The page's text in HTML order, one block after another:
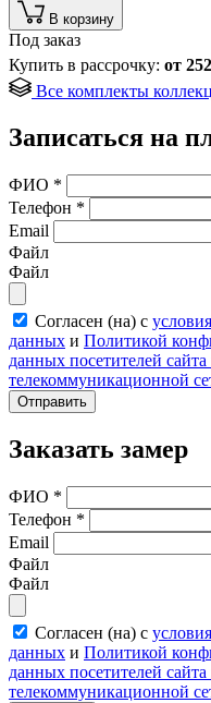
В корзину
Под заказ
Купить в рассрочку: от 252
Все комплекты
Записаться на
ФИО *
Телефон *
Email
Файл
Файл
Согласен (на) с
данных и Политикой
данных посетителей
телекоммуникационной
Отправить
Заказать замер
ФИО *
Телефон *
Email
Файл
Файл
Согласен (на) с
данных и Политикой
данных посетителей
телекоммуникационной